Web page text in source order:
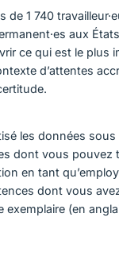
de 1 740
aux
ce qui est le plus
d’attentes
les données sous
dont vous pouvez
en tant
dont vous
exemplaire (en